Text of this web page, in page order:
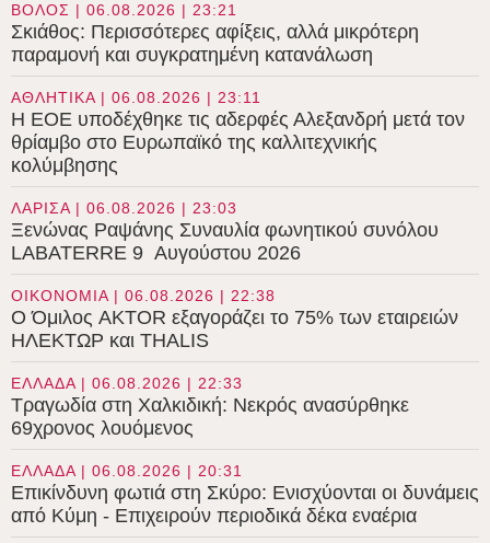
ΒΟΛΟΣ | 06.08.2026 | 23:21
Σκιάθος: Περισσότερες αφίξεις, αλλά μικρότερη
παραμονή και συγκρατημένη κατανάλωση
ΑΘΛΗΤΙΚΑ | 06.08.2026 | 23:11
Η ΕΟΕ υποδέχθηκε τις αδερφές Αλεξανδρή μετά τον
θρίαμβο στο Ευρωπαϊκό της καλλιτεχνικής
κολύμβησης
ΛΑΡΙΣΑ | 06.08.2026 | 23:03
Ξενώνας Ραψάνης Συναυλία φωνητικού συνόλου
LABATERRE 9 Αυγούστου 2026
ΟΙΚΟΝΟΜΙΑ | 06.08.2026 | 22:38
Ο Όμιλος AKTOR εξαγοράζει το 75% των εταιρειών
ΗΛΕΚΤΩΡ και THALIS
ΕΛΛΑΔΑ | 06.08.2026 | 22:33
Τραγωδία στη Χαλκιδική: Νεκρός ανασύρθηκε
69χρονος λουόμενος
ΕΛΛΑΔΑ | 06.08.2026 | 20:31
Επικίνδυνη φωτιά στη Σκύρο: Ενισχύονται οι δυνάμεις
από Κύμη - Επιχειρούν περιοδικά δέκα εναέρια